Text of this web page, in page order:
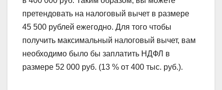
претендовать на налоговый вычет в размере
45 500 рублей ежегодно. Для того чтобы
получить максимальный налоговый вычет, вам
необходимо было бы заплатить НДФЛ в
размере 52 000 руб. (13 % от 400 тыс. руб.).